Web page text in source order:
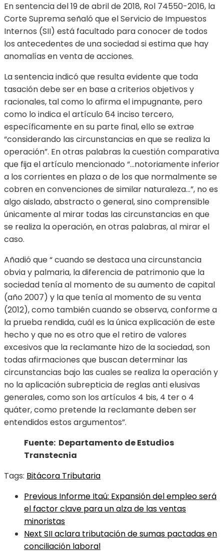
En sentencia del 19 de abril de 2018, Rol 74550-2016, la
Corte Suprema señaló que el Servicio de Impuestos
Internos (SII) está facultado para conocer de todos
los antecedentes de una sociedad si estima que hay
anomalías en venta de acciones.
La sentencia indicó que resulta evidente que toda
tasación debe ser en base a criterios objetivos y
racionales, tal como lo afirma el impugnante, pero
como lo indica el artículo 64 inciso tercero,
específicamente en su parte final, ello se extrae
“considerando las circunstancias en que se realiza la
operación”. En otras palabras la cuestión comparativa
que fija el artículo mencionado “…notoriamente inferior
a los corrientes en plaza o de los que normalmente se
cobren en convenciones de similar naturaleza…”, no es
algo aislado, abstracto o general, sino comprensible
únicamente al mirar todas las circunstancias en que
se realiza la operación, en otras palabras, al mirar el
caso.
Añadió que “ cuando se destaca una circunstancia
obvia y palmaria, la diferencia de patrimonio que la
sociedad tenía al momento de su aumento de capital
(año 2007) y la que tenía al momento de su venta
(2012), como también cuando se observa, conforme a
la prueba rendida, cuál es la única explicación de este
hecho y que no es otro que el retiro de valores
excesivos que la reclamante hizo de la sociedad, son
todas afirmaciones que buscan determinar las
circunstancias bajo las cuales se realiza la operación y
no la aplicación subrepticia de reglas anti elusivas
generales, como son los artículos 4 bis, 4 ter o 4
quáter, como pretende la reclamante deben ser
entendidos estos argumentos”.
Fuente: Departamento de Estudios
Transtecnia
Tags: Bitácora Tributaria
Previous Informe Itaú: Expansión del empleo será
el factor clave para un alza de las ventas
minoristas
Next SII aclara tributación de sumas pactadas en
conciliación laboral